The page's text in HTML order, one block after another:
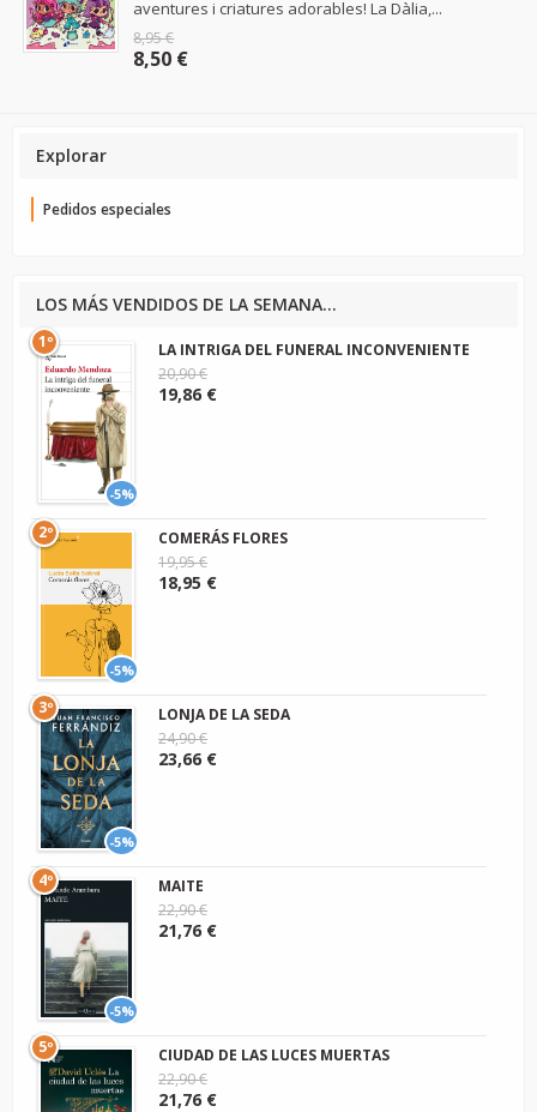
aventures i criatures adorables! La Dàlia,...
8,95 €
8,50 €
Explorar
Pedidos especiales
LOS MÁS VENDIDOS DE LA SEMANA...
-5%
1º
LA INTRIGA DEL FUNERAL INCONVENIENTE
20,90 €
19,86 €
-5%
2º
COMERÁS FLORES
19,95 €
18,95 €
-5%
3º
LONJA DE LA SEDA
24,90 €
23,66 €
-5%
4º
MAITE
22,90 €
21,76 €
5º
CIUDAD DE LAS LUCES MUERTAS
22,90 €
21,76 €